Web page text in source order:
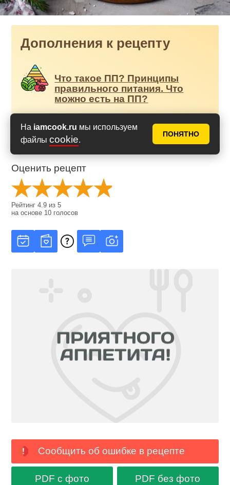
На iamcook.ru мы используем
файлы cookie.
ПОНЯТНО
Дополнения к рецепту
Что такое ПП? Принципы
правильного питания. Что
можно есть на ПП?
Оценить рецепт
Рейтинг4.9 из5
на основе 10 голосов
Сообщить об ошибке в рецепте
PDF с фото PDF без фото